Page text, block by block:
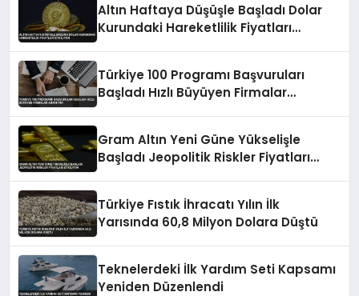
Altın Haftaya Düşüşle Başladı Dolar
Kurundaki Hareketlilik Fiyatları
Türkiye 100 Programı Başvuruları
Başladı Hızlı Büyüyen Firmalar
Gram Altın Yeni Güne Yükselişle
Başladı Jeopolitik Riskler Fiyatları
Türkiye Fıstık İhracatı Yılın İlk
Yarısında 60,8 Milyon Dolara Düştü
Teknelerdeki İlk Yardım Seti Kapsamı
Yeniden Düzenlendi